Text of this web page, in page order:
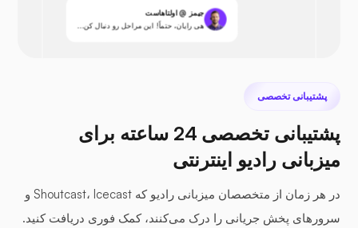
جیمز @ اولتاهاست
هی رایان، حتماً! این مراحل رو دنبال کن...
پشتیبانی تخصصی
پشتیبانی تخصصی 24 ساعته برای
میزبانی رادیو اینترنتی
در هر زمان از متخصصان میزبانی رادیو که Shoutcast، Icecast و
سرورهای پخش جریانی را درک می‌کنند، کمک فوری دریافت کنید.